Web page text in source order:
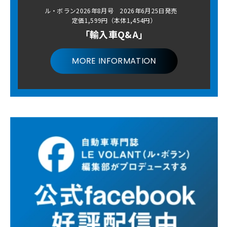
ル・ボラン2026年8月号 2026年6月25日発売
定価1,599円（本体1,454円）
「輸入車Q&A」
MORE INFORMATION